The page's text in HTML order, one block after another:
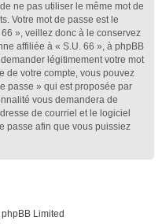
ne pas utiliser le même mot de
Votre mot de passe est le
», veillez donc à le conservez
affiliée à « S.U. 66 », à phpBB
légitimement votre mot
de votre compte, vous pouvez
passe » qui est proposée par
vous demandera de
de courriel et le logiciel
passe afin que vous puissiez
Limited